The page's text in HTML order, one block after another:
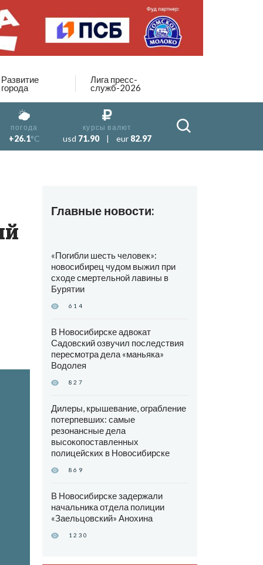
Развитие
города
Лига пресс-
служб-2026
погода
+26.1°C
курсы валют
usd 71.90 | eur 82.97
Главные новости:
«Погибли шесть человек»:
новосибирец чудом выжил при
сходе смертельной лавины в
Бурятии
614
В Новосибирске адвокат
Садовский озвучил последствия
пересмотра дела «маньяка»
Водолея
827
Дилеры, крышевание, ограбление
потерпевших: самые
резонансные дела
высокопоставленных
полицейских в Новосибирске
869
В Новосибирске задержали
начальника отдела полиции
«Заельцовский» Анохина
1230